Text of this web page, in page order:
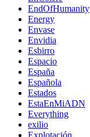
EndOfHumanity
Energy
Envase
Envidia
Esbirro
Espacio
España
Española
Estados
EstaEnMiADN
Everything
exilio